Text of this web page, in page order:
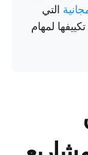
التي
لمهام